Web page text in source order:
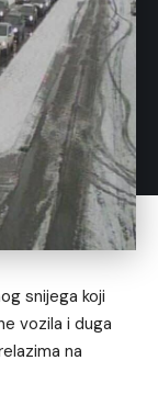
snijega koji
vozila i duga
na